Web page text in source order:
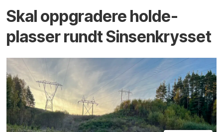
Skal oppgradere holde­
plasser rundt Sinsenkrysset